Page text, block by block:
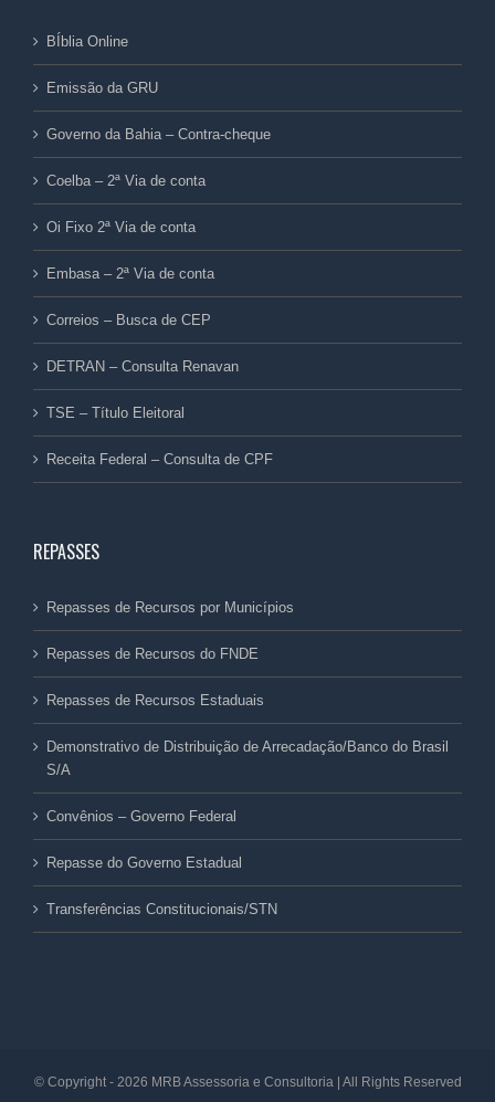
BÍblia Online
Emissão da GRU
Governo da Bahia – Contra-cheque
Coelba – 2ª Via de conta
Oi Fixo 2ª Via de conta
Embasa – 2ª Via de conta
Correios – Busca de CEP
DETRAN – Consulta Renavan
TSE – Título Eleitoral
Receita Federal – Consulta de CPF
REPASSES
Repasses de Recursos por Municípios
Repasses de Recursos do FNDE
Repasses de Recursos Estaduais
Demonstrativo de Distribuição de Arrecadação/Banco do Brasil
S/A
Convênios – Governo Federal
Repasse do Governo Estadual
Transferências Constitucionais/STN
© Copyright - 2026 MRB Assessoria e Consultoria | All Rights Reserved